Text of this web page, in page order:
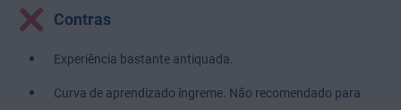
Contras
Experiência bastante antiquada.
Curva de aprendizado íngreme. Não recomendado para